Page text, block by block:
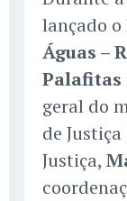
lançado
Águas –
geral do
de
Justiça,